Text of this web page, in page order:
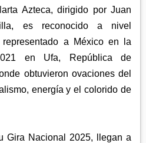
Azteca, dirigido por Juan
es reconocido a nivel
a México en la
en Ufa, República de
obtuvieron ovaciones del
energía y el colorido de
Gira Nacional 2025, llegan a